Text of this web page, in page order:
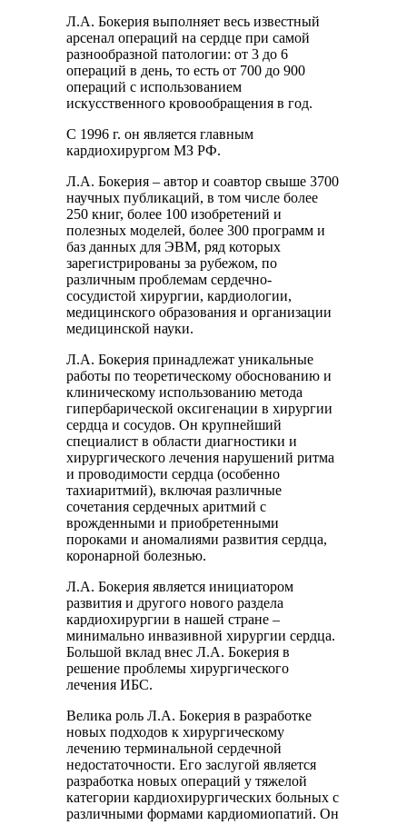
Л.А. Бокерия выполняет весь известный
арсенал операций на сердце при самой
разнообразной патологии: от 3 до 6
операций в день, то есть от 700 до 900
операций с использованием
искусственного кровообращения в год.
С 1996 г. он является главным
кардиохирургом МЗ РФ.
Л.А. Бокерия – автор и соавтор свыше 3700
научных публикаций, в том числе более
250 книг, более 100 изобретений и
полезных моделей, более 300 программ и
баз данных для ЭВМ, ряд которых
зарегистрированы за рубежом, по
различным проблемам сердечно-
сосудистой хирургии, кардиологии,
медицинского образования и организации
медицинской науки.
Л.А. Бокерия принадлежат уникальные
работы по теоретическому обоснованию и
клиническому использованию метода
гипербарической оксигенации в хирургии
сердца и сосудов. Он крупнейший
специалист в области диагностики и
хирургического лечения нарушений ритма
и проводимости сердца (особенно
тахиаритмий), включая различные
сочетания сердечных аритмий с
врожденными и приобретенными
пороками и аномалиями развития сердца,
коронарной болезнью.
Л.А. Бокерия является инициатором
развития и другого нового раздела
кардиохирургии в нашей стране –
минимально инвазивной хирургии сердца.
Большой вклад внес Л.А. Бокерия в
решение проблемы хирургического
лечения ИБС.
Велика роль Л.А. Бокерия в разработке
новых подходов к хирургическому
лечению терминальной сердечной
недостаточности. Его заслугой является
разработка новых операций у тяжелой
категории кардиохирургических больных с
различными формами кардиомиопатий. Он